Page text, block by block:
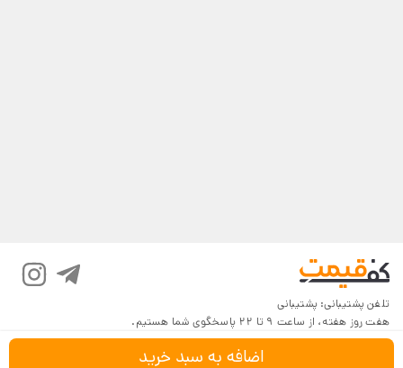
اضافه به سبد خرید
تلفن پشتیبانی: پشتیبانی
هفت روز هفته، از ساعت 9 تا 22 پاسخگوی شما هستیم.
شرایط و قوانین